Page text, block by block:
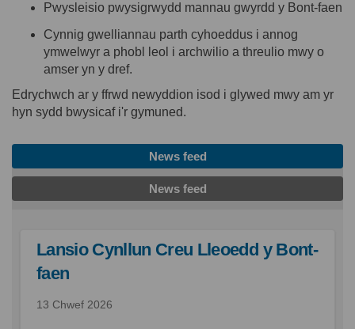
Pwysleisio pwysigrwydd mannau gwyrdd y Bont-faen
Cynnig gwelliannau parth cyhoeddus i annog
ymwelwyr a phobl leol i archwilio a threulio mwy o
amser yn y dref.
Edrychwch ar y ffrwd newyddion isod i glywed mwy am yr
hyn sydd bwysicaf i'r gymuned.
News feed
News feed
Lansio Cynllun Creu Lleoedd y Bont-
faen
13 Chwef 2026